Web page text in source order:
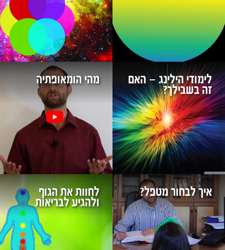
לימודי הילינג – האם
זה בשבילך?
מהי הומאופתיה
איך לבחור מטפל? לחוות את הגוף
ולהגיע לבריאות